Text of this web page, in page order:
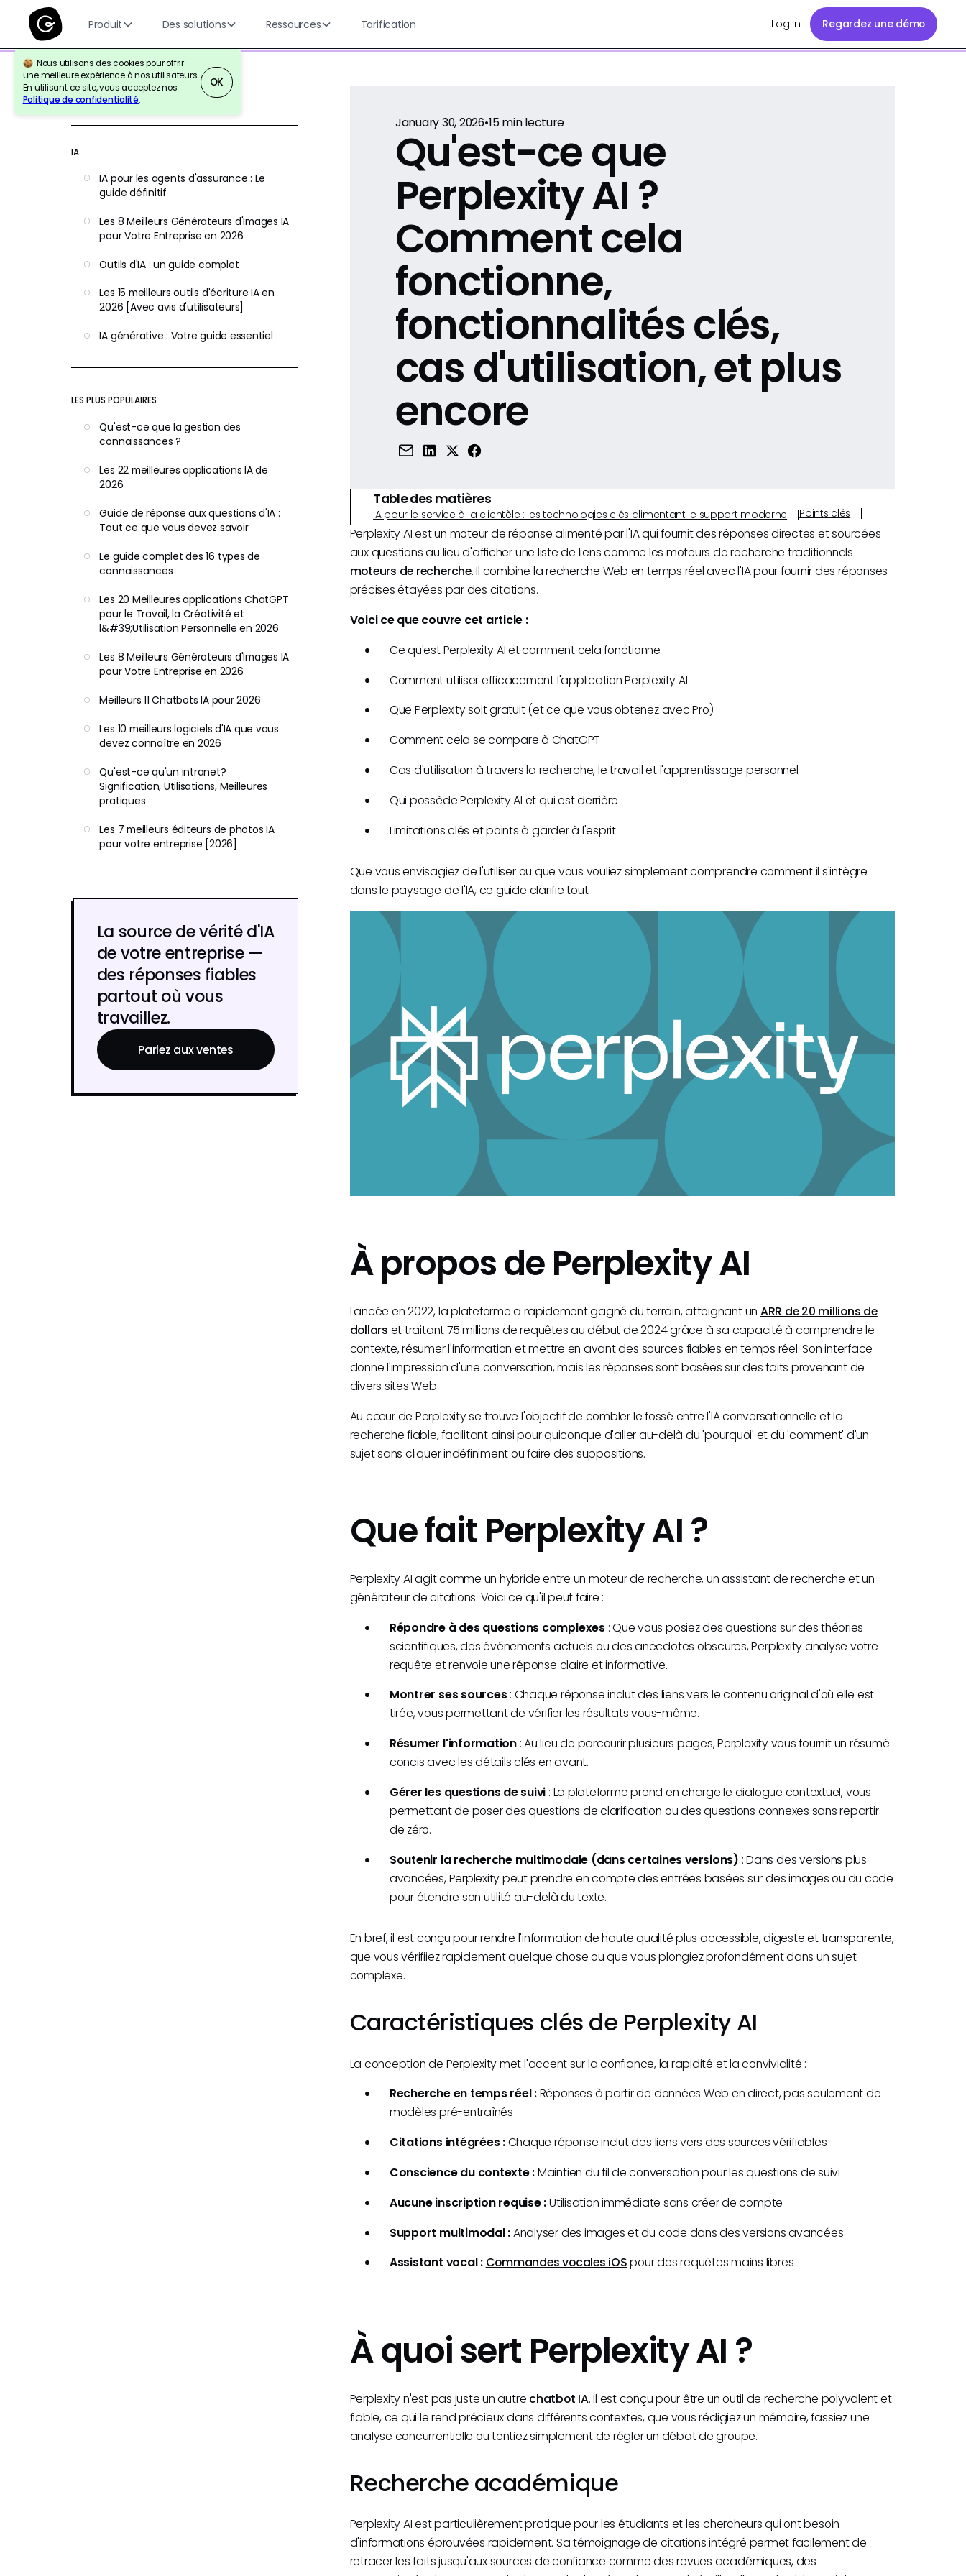
Produit Des solutions Ressources Tarification Log in Regardez une démo
Nous utilisons des cookies pour offrir
une meilleure expérience à nos utilisateurs.
En utilisant ce site, vous acceptez nos
Politique de confidentialité.
OK
Retour à la référence
IA
IA pour les agents d'assurance : Le
guide définitif
Les 8 Meilleurs Générateurs d'Images IA
pour Votre Entreprise en 2026
Outils d'IA : un guide complet
Les 15 meilleurs outils d'écriture IA en
2026 [Avec avis d'utilisateurs]
IA générative : Votre guide essentiel
LES PLUS POPULAIRES
Qu'est-ce que la gestion des
connaissances ?
Les 22 meilleures applications IA de
2026
Guide de réponse aux questions d'IA :
Tout ce que vous devez savoir
Le guide complet des 16 types de
connaissances
Les 20 Meilleures applications ChatGPT
pour le Travail, la Créativité et
l&#39;Utilisation Personnelle en 2026
Les 8 Meilleurs Générateurs d'Images IA
pour Votre Entreprise en 2026
Meilleurs 11 Chatbots IA pour 2026
Les 10 meilleurs logiciels d'IA que vous
devez connaître en 2026
Qu'est-ce qu'un intranet?
Signification, Utilisations, Meilleures
pratiques
Les 7 meilleurs éditeurs de photos IA
pour votre entreprise [2026]
La source de vérité d'IA
de votre entreprise —
des réponses fiables
partout où vous
travaillez.
Parlez aux ventes
January 30, 2026•15min lecture
Qu'est-ce que
Perplexity AI ?
Comment cela
fonctionne,
fonctionnalités clés,
cas d'utilisation, et plus
encore
Table des matières
IA pour le service à la clientèle : les technologies clés alimentant le support moderne Points clés
Perplexity AI est un moteur de réponse alimenté par l'IA qui fournit des réponses directes et sourcées
aux questions au lieu d'afficher une liste de liens comme les moteurs de recherche traditionnels
moteurs de recherche. Il combine la recherche Web en temps réel avec l'IA pour fournir des réponses
précises étayées par des citations.
Voici ce que couvre cet article :
Ce qu'est Perplexity AI et comment cela fonctionne
Comment utiliser efficacement l'application Perplexity AI
Que Perplexity soit gratuit (et ce que vous obtenez avec Pro)
Comment cela se compare à ChatGPT
Cas d'utilisation à travers la recherche, le travail et l'apprentissage personnel
Qui possède Perplexity AI et qui est derrière
Limitations clés et points à garder à l'esprit
Que vous envisagiez de l'utiliser ou que vous vouliez simplement comprendre comment il s'intègre
dans le paysage de l'IA, ce guide clarifie tout.
À propos de Perplexity AI
Lancée en 2022, la plateforme a rapidement gagné du terrain, atteignant un ARR de 20 millions de
dollars et traitant 75 millions de requêtes au début de 2024 grâce à sa capacité à comprendre le
contexte, résumer l'information et mettre en avant des sources fiables en temps réel. Son interface
donne l'impression d'une conversation, mais les réponses sont basées sur des faits provenant de
divers sites Web.
Au cœur de Perplexity se trouve l'objectif de combler le fossé entre l'IA conversationnelle et la
recherche fiable, facilitant ainsi pour quiconque d'aller au-delà du 'pourquoi' et du 'comment' d'un
sujet sans cliquer indéfiniment ou faire des suppositions.
Que fait Perplexity AI ?
Perplexity AI agit comme un hybride entre un moteur de recherche, un assistant de recherche et un
générateur de citations. Voici ce qu'il peut faire :
Répondre à des questions complexes : Que vous posiez des questions sur des théories
scientifiques, des événements actuels ou des anecdotes obscures, Perplexity analyse votre
requête et renvoie une réponse claire et informative.
Montrer ses sources : Chaque réponse inclut des liens vers le contenu original d'où elle est
tirée, vous permettant de vérifier les résultats vous-même.
Résumer l'information: Au lieu de parcourir plusieurs pages, Perplexity vous fournit un résumé
concis avec les détails clés en avant.
Gérer les questions de suivi : La plateforme prend en charge le dialogue contextuel, vous
permettant de poser des questions de clarification ou des questions connexes sans repartir
de zéro.
Soutenir la recherche multimodale (dans certaines versions) : Dans des versions plus
avancées, Perplexity peut prendre en compte des entrées basées sur des images ou du code
pour étendre son utilité au-delà du texte.
En bref, il est conçu pour rendre l'information de haute qualité plus accessible, digeste et transparente,
que vous vérifiiez rapidement quelque chose ou que vous plongiez profondément dans un sujet
complexe.
Caractéristiques clés de Perplexity AI
La conception de Perplexity met l'accent sur la confiance, la rapidité et la convivialité :
Recherche en temps réel :Réponses à partir de données Web en direct, pas seulement de
modèles pré-entraînés
Citations intégrées :Chaque réponse inclut des liens vers des sources vérifiables
Conscience du contexte :Maintien du fil de conversation pour les questions de suivi
Aucune inscription requise :Utilisation immédiate sans créer de compte
Support multimodal :Analyser des images et du code dans des versions avancées
Assistant vocal : Commandes vocales iOSpour des requêtes mains libres
À quoi sert Perplexity AI ?
Perplexity n'est pas juste un autre chatbot IA. Il est conçu pour être un outil de recherche polyvalent et
fiable, ce qui le rend précieux dans différents contextes, que vous rédigiez un mémoire, fassiez une
analyse concurrentielle ou tentiez simplement de régler un débat de groupe.
Recherche académique
​Perplexity AI est particulièrement pratique pour les étudiants et les chercheurs qui ont besoin
d'informations éprouvées rapidement.​ ​Sa témoignage de citations intégré permet facilement de
retracer les faits jusqu'aux sources de confiance comme des revues académiques, des